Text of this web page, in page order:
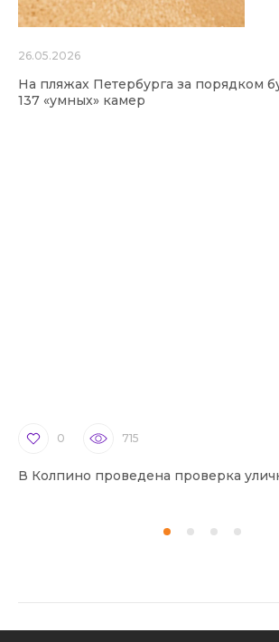
26.05.2026
На пляжах Петербурга за порядком
137 «умных» камер
0 715
В Колпино проведена проверка